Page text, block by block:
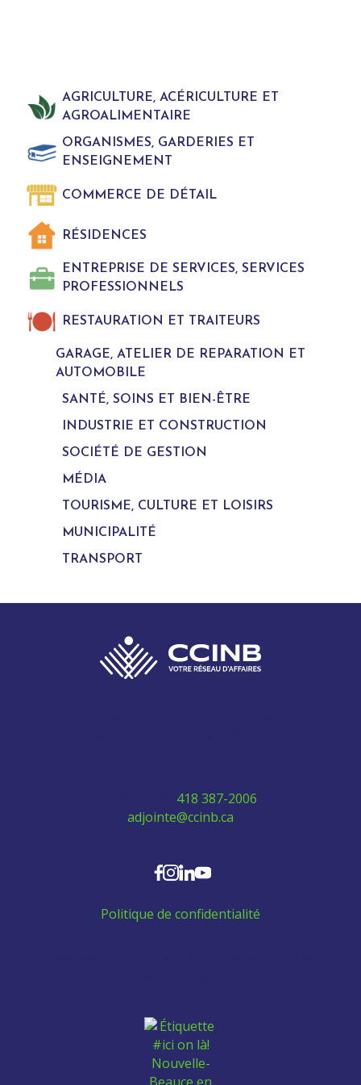
AGRICULTURE, ACÉRICULTURE ET
AGROALIMENTAIRE
ORGANISMES, GARDERIES ET
ENSEIGNEMENT
COMMERCE DE DÉTAIL
RÉSIDENCES
ENTREPRISE DE SERVICES, SERVICES
PROFESSIONNELS
RESTAURATION ET TRAITEURS
GARAGE, ATELIER DE REPARATION ET
AUTOMOBILE
SANTÉ, SOINS ET BIEN-ÊTRE
INDUSTRIE ET CONSTRUCTION
SOCIÉTÉ DE GESTION
MÉDIA
TOURISME, CULTURE ET LOISIRS
MUNICIPALITÉ
TRANSPORT
418 387-2006
adjointe@ccinb.ca
Politique de confidentialité